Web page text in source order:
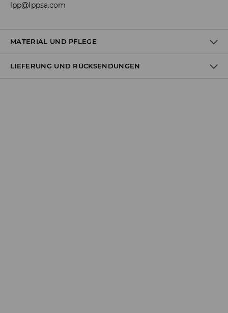
lpp@lppsa.com
MATERIAL UND PFLEGE
ERSTER STOFF: 53% BAUMWOLLE, 30% POLYESTER, 17%
ELASTOMULTIESTER
LIEFERUNG UND RÜCKSENDUNGEN